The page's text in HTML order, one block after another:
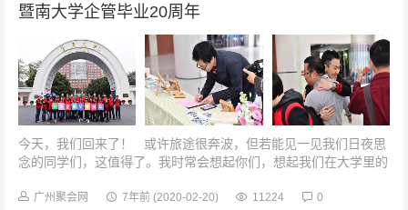
暨南大学企管毕业20周年
今天，我们回来了！ 或许旅途很奔波，但若能见一见我们日夜思
念的同学们，这值得了。我时常会想起你们，想起我们在大学里的
广州聚会网 7年前 (2020-02-20) 11224 0